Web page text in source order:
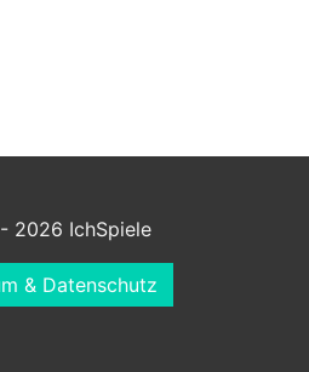
2026 IchSpiele
& Datenschutz